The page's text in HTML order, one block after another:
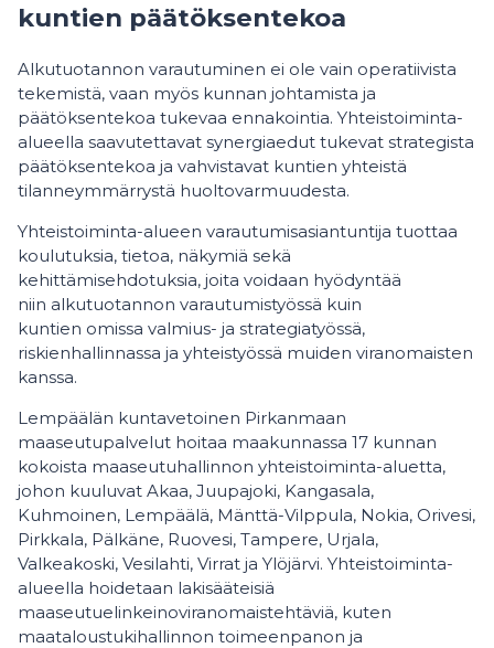
kuntien päätöksentekoa
Alkutuotannon varautuminen ei ole vain operatiivista
tekemistä, vaan myös kunnan johtamista ja
päätöksentekoa tukevaa ennakointia. Yhteistoiminta-
alueella saavutettavat synergiaedut tukevat strategista
päätöksentekoa ja vahvistavat kuntien yhteistä
tilanneymmärrystä huoltovarmuudesta.
Yhteistoiminta-alueen varautumisasiantuntija tuottaa
koulutuksia, tietoa, näkymiä sekä
kehittämisehdotuksia, joita voidaan hyödyntää
niin alkutuotannon varautumistyössä kuin
kuntien omissa valmius- ja strategiatyössä,
riskienhallinnassa ja yhteistyössä muiden viranomaisten
kanssa.
Lempäälän kuntavetoinen Pirkanmaan
maaseutupalvelut hoitaa maakunnassa 17 kunnan
kokoista maaseutuhallinnon yhteistoiminta-aluetta,
johon kuuluvat Akaa, Juupajoki, Kangasala,
Kuhmoinen, Lempäälä, Mänttä-Vilppula, Nokia, Orivesi,
Pirkkala, Pälkäne, Ruovesi, Tampere, Urjala,
Valkeakoski, Vesilahti, Virrat ja Ylöjärvi. Yhteistoiminta-
alueella hoidetaan lakisääteisiä
maaseutuelinkeinoviranomaistehtäviä, kuten
maataloustukihallinnon toimeenpanon ja